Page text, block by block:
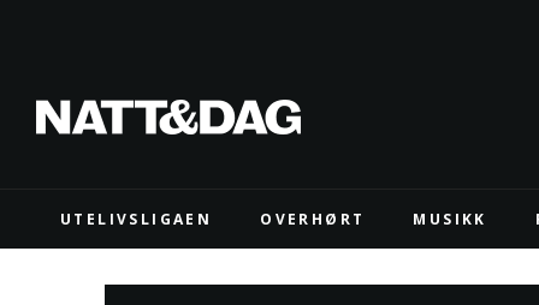
UTELIVSLIGAEN OVERHØRT MUSIKK